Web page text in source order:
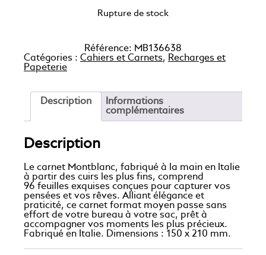
Rupture de stock
Référence: MB136638
Catégories : Cahiers et Carnets, Recharges et
Papeterie
Description
Informations
complémentaires
Description
Le carnet Montblanc, fabriqué à la main en Italie
à partir des cuirs les plus fins, comprend
96 feuilles exquises conçues pour capturer vos
pensées et vos rêves. Alliant élégance et
praticité, ce carnet format moyen passe sans
effort de votre bureau à votre sac, prêt à
accompagner vos moments les plus précieux.
Fabriqué en Italie. Dimensions : 150 x 210 mm.